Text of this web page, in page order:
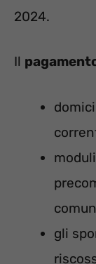
2024.
Il
gli